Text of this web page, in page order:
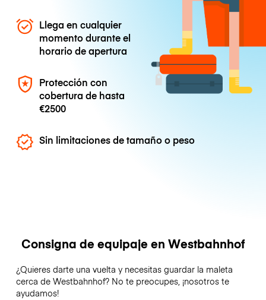
Llega en cualquier
momento durante el
horario de apertura
Protección con
cobertura de hasta
€2500
Sin limitaciones de tamaño o peso
Consigna de equipaje en Westbahnhof
¿Quieres darte una vuelta y necesitas guardar la maleta
cerca de Westbahnhof? No te preocupes, ¡nosotros te
ayudamos!